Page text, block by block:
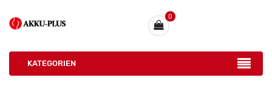
0
KATEGORIEN